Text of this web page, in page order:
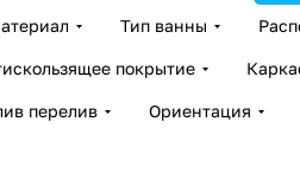
Тип ванны
покрытие
перелив Ориентация